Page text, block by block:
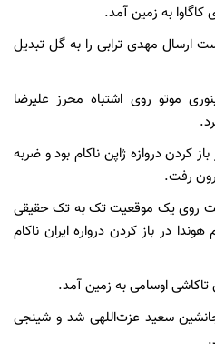
ارسال مهدی ترابی را به گل تبدیل
موتو روی اشتباه محرز علیرضا
در باز کردن دروازه‌ ژاپن ناکام بود و ضربه
رفت.
روی یک موقعیت تک به تک حقیقی
در باز کردن درواره ایران ناکام
جانشین سعید عزت‌اللهی شد و شینجی